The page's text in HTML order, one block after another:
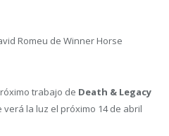
Romeu de Winner Horse
trabajo de Death & Legacy
verá la luz el próximo 14 de abril